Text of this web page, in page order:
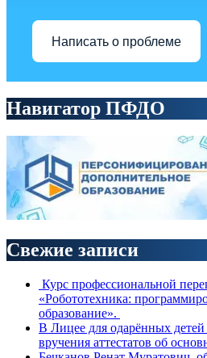
Написать о проблеме
Навигатор ПФДО
Свежие записи
Курс профессиональной
«Робототехника:
образование».
В Лицее для одарённых детей
вручения аттестатов об